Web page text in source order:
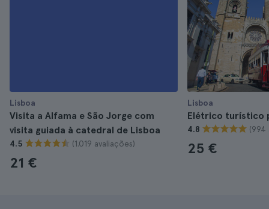
Lisboa
Visita a Alfama e São Jorge com
visita guiada à catedral de Lisboa
4.5 (1.019 avaliações)
21 €
Lisboa
Elétrico turístico
4.8 (994
25 €